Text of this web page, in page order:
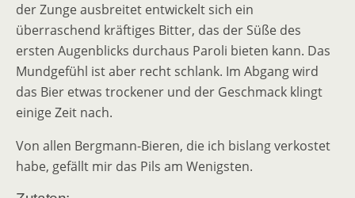
der Zunge ausbreitet entwickelt sich ein
überraschend kräftiges Bitter, das der Süße des
ersten Augenblicks durchaus Paroli bieten kann. Das
Mundgefühl ist aber recht schlank. Im Abgang wird
das Bier etwas trockener und der Geschmack klingt
einige Zeit nach.
Von allen Bergmann-Bieren, die ich bislang verkostet
habe, gefällt mir das Pils am Wenigsten.